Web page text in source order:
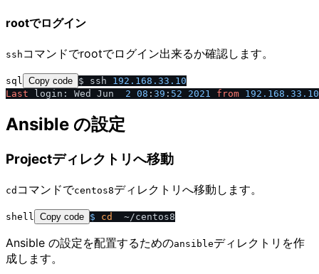
rootでログイン
ssh コマンドでrootでログイン出来るか確認します。
sql Copy code $ ssh 192.168 .33 .10
Last login: Wed Jun 2 08 : 39 : 52 2021 from 192.168 .33 .10
Ansible の設定
Projectディレクトリへ移動
cd コマンドでcentos8ディレクトリへ移動します。
shell Copy code $ cd
  ~
/centos8
Ansible の設定を配置するためのansibleディレクトリを作
成します。